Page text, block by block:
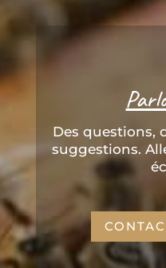
Des questions,
suggestions.